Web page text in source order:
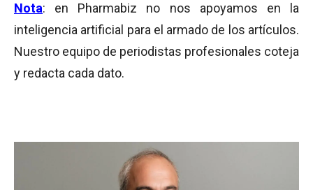
Nota: en Pharmabiz no nos apoyamos en la
inteligencia artificial para el armado de los artículos.
Nuestro equipo de periodistas profesionales coteja
y redacta cada dato.